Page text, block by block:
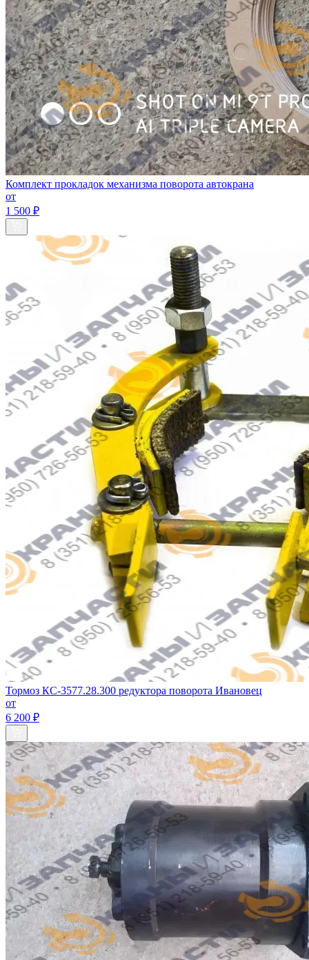
Комплект прокладок механизма поворота автокрана
от
1 500 ₽
Тормоз КС-3577.28.300 редуктора поворота Ивановец
от
6 200 ₽